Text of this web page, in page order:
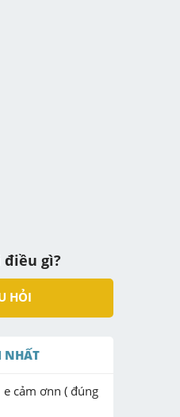
gì?
HỎI
NHẤT
cảm ơnn ( đúng